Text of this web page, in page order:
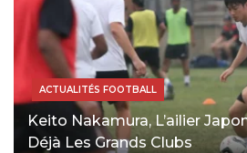
ACTUALITÉS FOOTBALL
Keito Nakamura, L’ailier
Déjà Les Grands Clubs